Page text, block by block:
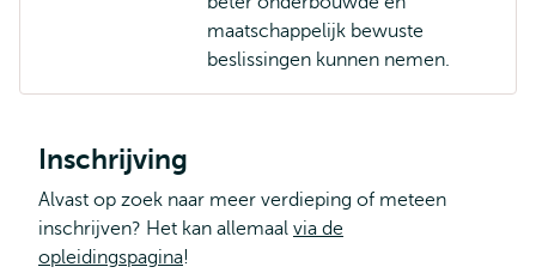
maatschappelijk bewuste
beslissingen kunnen nemen.
Inschrijving
Alvast op zoek naar meer verdieping of meteen
inschrijven? Het kan allemaal via de
opleidingspagina!